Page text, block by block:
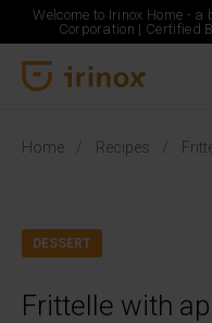
Welcome to Irinox Home -
Corporation | Certified
Home Recipes
DESSERT
Frittelle with